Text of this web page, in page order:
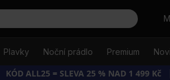
Plavky Noční prádlo Premium
KÓD ALL25 = SLEVA 25 % NAD 1 499 Kč